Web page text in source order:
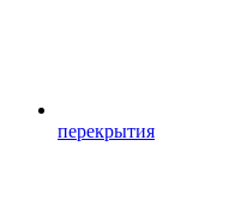
перекрытия